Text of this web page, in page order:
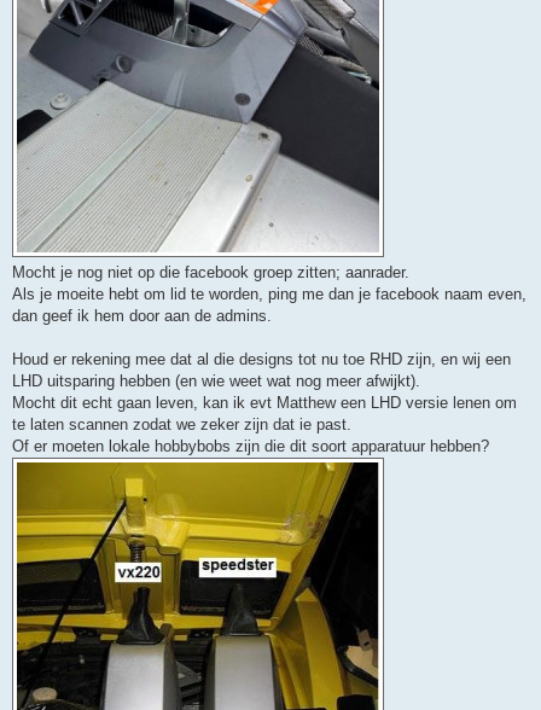
Mocht je nog niet op die facebook groep zitten; aanrader.
Als je moeite hebt om lid te worden, ping me dan je facebook naam even,
dan geef ik hem door aan de admins.
Houd er rekening mee dat al die designs tot nu toe RHD zijn, en wij een
LHD uitsparing hebben (en wie weet wat nog meer afwijkt).
Mocht dit echt gaan leven, kan ik evt Matthew een LHD versie lenen om
te laten scannen zodat we zeker zijn dat ie past.
Of er moeten lokale hobbybobs zijn die dit soort apparatuur hebben?